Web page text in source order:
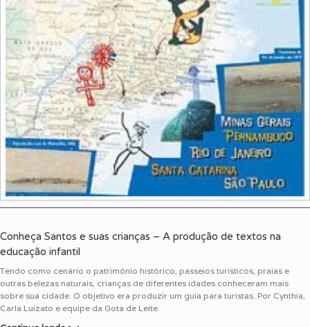
Conheça Santos e suas crianças – A produção de textos na
educação infantil
Tendo como cenário o patrimônio histórico, passeios turísticos, praias e
outras belezas naturais, crianças de diferentes idades conheceram mais
sobre sua cidade. O objetivo era produzir um guia para turistas. Por Cynthia,
Carla Luizato e equipe da Gota de Leite